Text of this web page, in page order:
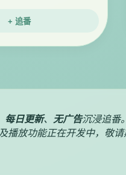
+ 追番
每日更新、 无广告沉浸追番
播放功能正在开发中，敬